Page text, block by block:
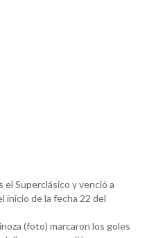
Superclásico y venció a
inicio de la fecha 22 del
(foto) marcaron los goles